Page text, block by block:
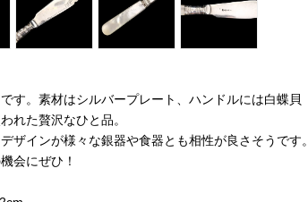
す。素材はシルバープレート、ハンドルには白蝶貝
れた贅沢なひと品。
ザインが様々な銀器や食器とも相性が良さそうです。
会にぜひ！